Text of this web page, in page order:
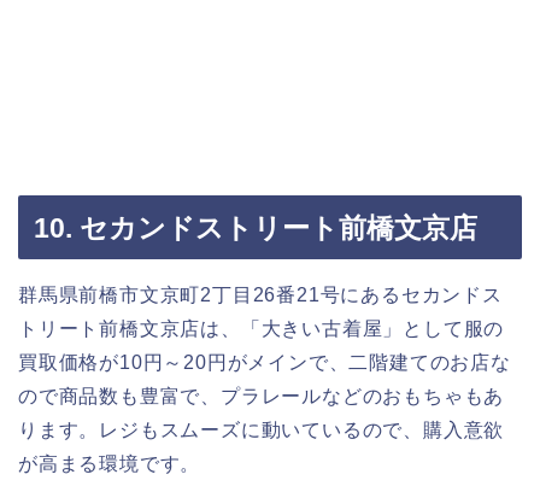
10. セカンドストリート前橋文京店
群馬県前橋市文京町2丁目26番21号にあるセカンドス
トリート前橋文京店は、「大きい古着屋」として服の
買取価格が10円～20円がメインで、二階建てのお店な
ので商品数も豊富で、プラレールなどのおもちゃもあ
ります。レジもスムーズに動いているので、購入意欲
が高まる環境です。